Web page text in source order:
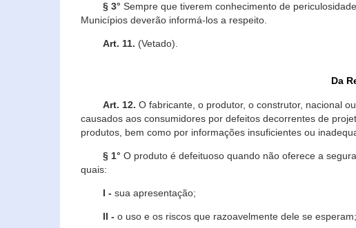
§ 3° Sempre que tiverem conhecimento de
Municípios deverão informá-los a respeito.
Art. 11. (Vetado).
Da
Art. 12. O fabricante, o produtor, o construtor, nacional
causados aos consumidores por defeitos decorrentes de
produtos, bem como por informações insuficientes ou
§ 1° O produto é defeituoso quando não oferece a
quais:
I - sua apresentação;
II - o uso e os riscos que razoavelmente dele se esperam;